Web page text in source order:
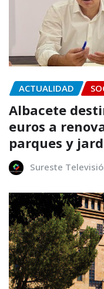
ACTUALIDAD
Albacete
euros a
parques y
Sureste